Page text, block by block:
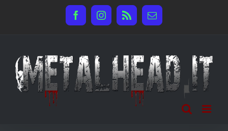
FacebookInstagram
Rss Email